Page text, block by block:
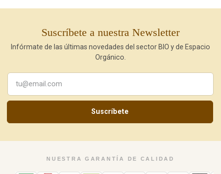
Suscríbete a nuestra Newsletter
Infórmate de las últimas novedades del sector BIO y de Espacio
Orgánico.
Suscríbete
NUESTRA GARANTÍA DE CALIDAD